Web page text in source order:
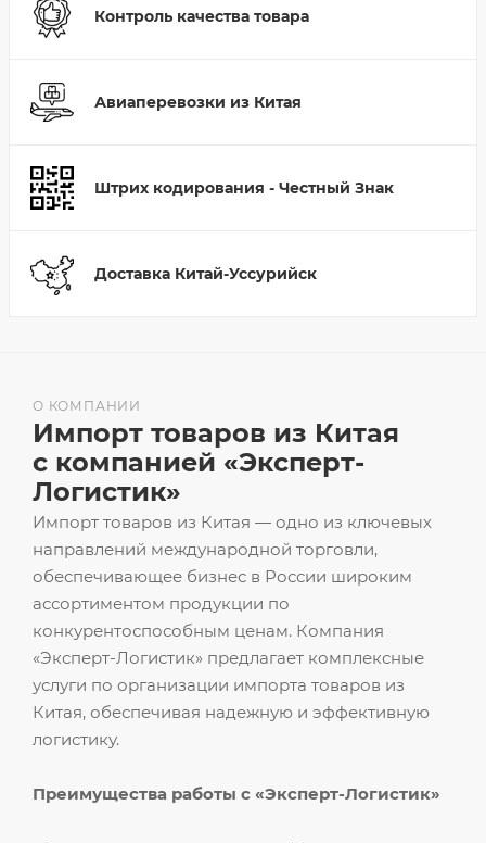
Контроль качества товара
Авиаперевозки из Китая
Штрих кодирования - Честный Знак
Доставка Китай-Уссурийск
Импорт товаров из Китая — одно из ключевых
направлений международной торговли,
обеспечивающее бизнес в России широким
ассортиментом продукции по
конкурентоспособным ценам. Компания
«Эксперт-Логистик» предлагает комплексные
услуги по организации импорта товаров из
Китая, обеспечивая надежную и эффективную
логистику.
Преимущества работы с «Эксперт-Логистик»
О КОМПАНИИ
Импорт товаров из Китая
с компанией «Эксперт-
Логистик»